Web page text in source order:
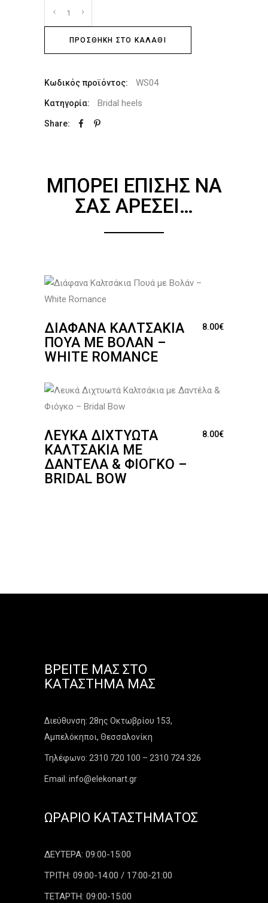
ΠΡΟΣΘΉΚΗ ΣΤΟ ΚΑΛΆΘΙ
Κωδικός προϊόντος: WS04
Κατηγορία: Bridal heels
Share:
ΜΠΟΡΕΊ ΕΠΊΣΗΣ ΝΑ
ΣΑΣ ΑΡΈΣΕΙ…
ΔΙΆΦΑΝΑ ΚΑΛΤΣΆΚΙΑ
ΠΟΥΆ ΜΕ ΒΟΛΆΝ –
WHITE ROMANCE
8.00€
ΛΕΥΚΆ ΔΙΧΤΥΩΤΆ
ΚΑΛΤΣΆΚΙΑ ΜΕ
ΔΑΝΤΈΛΑ & ΦΙΌΓΚΟ –
BRIDAL BOW
8.00€
ΒΡΕΊΤΕ ΜΑΣ ΣΤΟ
ΚΑΤΆΣΤΗΜΑ ΜΑΣ
Διεύθυνση: 28ης Οκτωβρίου 153,
Αμπελόκηποι, Θεσσαλονίκη
Τηλέφωνο: 2310 720 100 – 2310 724 326
Email: info@elekonart.gr
ΩΡΆΡΙΟ ΚΑΤΑΣΤΉΜΑΤΟΣ
ΔΕΥΤΕΡΑ: 09:00-15:00
ΤΡΙΤΗ: 09:00-14:00 / 17:00-21:00
ΤΕΤΑΡΤΗ: 09:00-15:00